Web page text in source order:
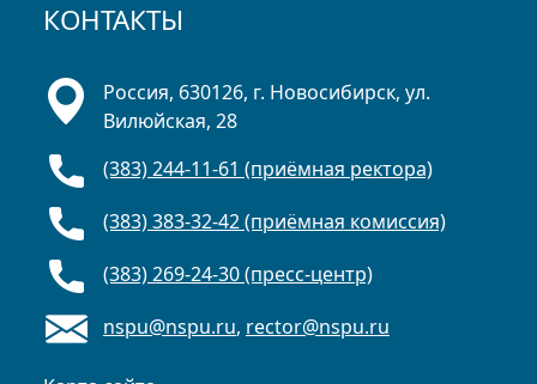
КОНТАКТЫ
Россия, 630126, г. Новосибирск, ул.
Вилюйская, 28
(383) 244-11-61 (приёмная ректора)
(383) 383-32-42 (приёмная комиссия)
(383) 269-24-30 (пресс-центр)
nspu@nspu.ru, rector@nspu.ru